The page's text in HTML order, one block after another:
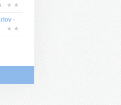
★ ★
-
★ ★